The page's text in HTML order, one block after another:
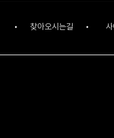
찾아오시는길